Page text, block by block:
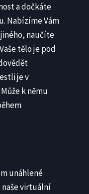
a dočkáte
Nabízíme Vám
naučíte
tělo je pod
je v
k němu
unáhlené
naše virtuální